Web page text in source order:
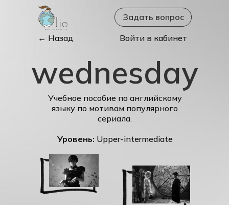
wednesday
Учебное пособие по английскому
языку по мотивам популярного
сериала.
Уровень: Upper-intermediate
Войти в кабинет
Задать вопрос
← Назад